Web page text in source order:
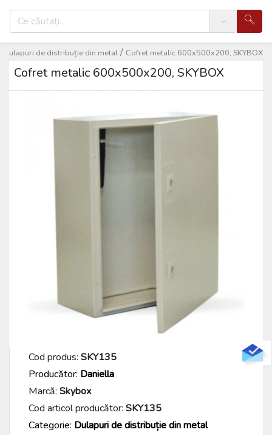
Search
Cofret metalic 600x500x200, SKYBOX
/
Dulapuri de distribuție din metal
Cofret metalic 600x500x200, SKYBOX
Cod produs: SKY135
Producător: Daniella
Marcă: Skybox
Cod articol producător: SKY135
Categorie: Dulapuri de distribuție din metal